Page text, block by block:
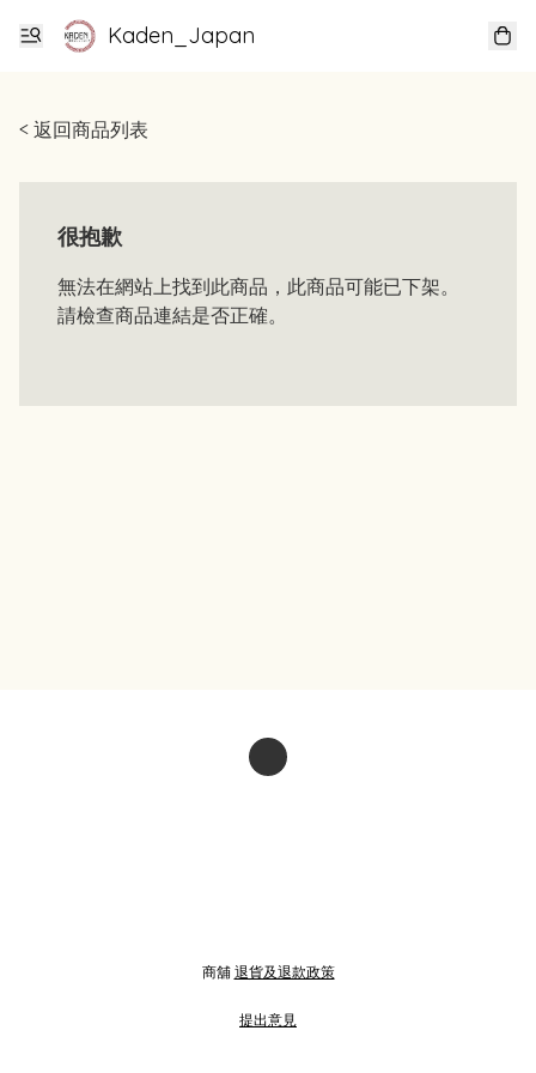
Kaden_Japan
< 返回商品列表
很抱歉
無法在網站上找到此商品，此商品可能已下架。
請檢查商品連結是否正確。
商舖 退貨及退款政策
提出意見